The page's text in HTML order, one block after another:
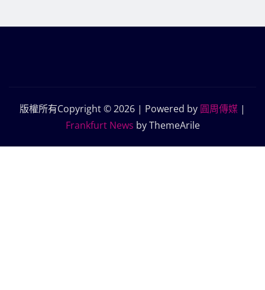
版權所有Copyright © 2026 | Powered by 圓周傳媒 |
Frankfurt News by ThemeArile